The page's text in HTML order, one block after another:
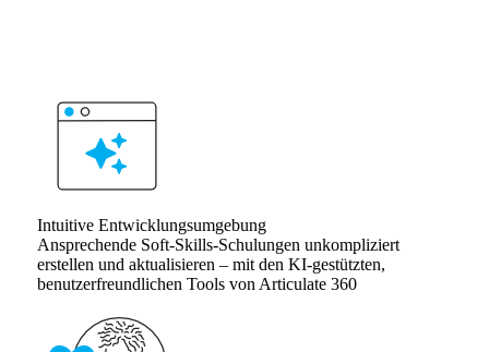
Intuitive Entwicklungsumgebung
Ansprechende Soft-Skills-Schulungen unkompliziert
erstellen und aktualisieren – mit den KI-gestützten,
benutzerfreundlichen Tools von Articulate 360